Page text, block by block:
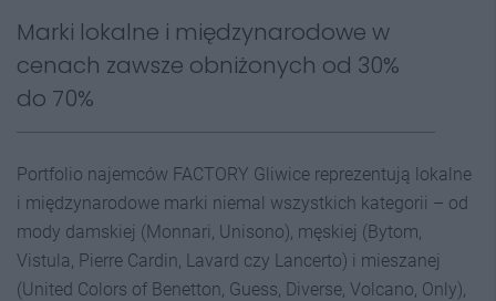
Marki lokalne i międzynarodowe w
cenach zawsze obniżonych od 30%
do 70%
Portfolio najemców FACTORY Gliwice reprezentują lokalne
i międzynarodowe marki niemal wszystkich kategorii – od
mody damskiej (Monnari, Unisono), męskiej (Bytom,
Vistula, Pierre Cardin, Lavard czy Lancerto) i mieszanej
(United Colors of Benetton, Guess, Diverse, Volcano, Only),